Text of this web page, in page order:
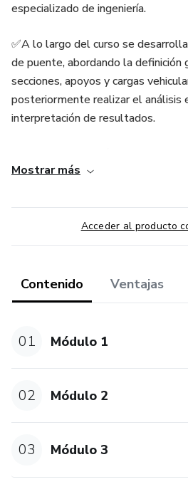
especializado de ingeniería.
✅A lo largo del curso se
de puente, abordando la
secciones, apoyos y cargas
posteriormente realizar el análisis
interpretación de resultados.
alumno comprender el
Mostrar más
Acceder al producto
Contenido Ventajas
01 Módulo 1
02 Módulo 2
03 Módulo 3